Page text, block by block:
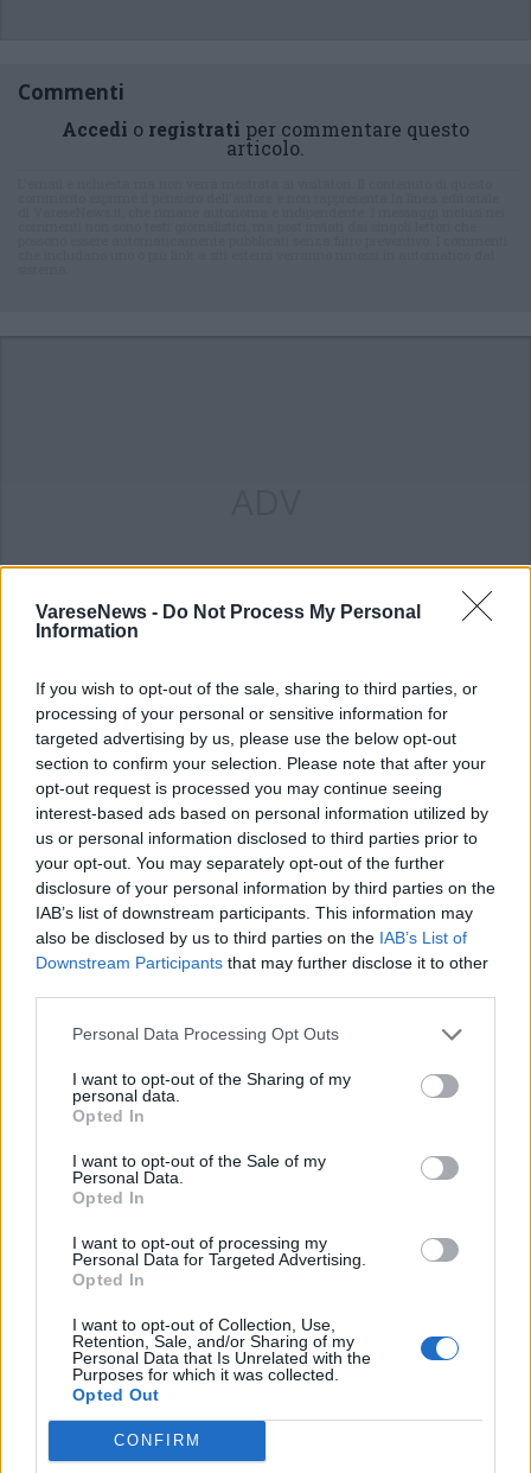
VareseNews - Do Not Process My Personal
Information
If you wish to opt-out of the sale, sharing to third parties, or
processing of your personal or sensitive information for
targeted advertising by us, please use the below opt-out
section to confirm your selection. Please note that after your
opt-out request is processed you may continue seeing
interest-based ads based on personal information utilized by
us or personal information disclosed to third parties prior to
your opt-out. You may separately opt-out of the further
disclosure of your personal information by third parties on the
IAB’s list of downstream participants. This information may
also be disclosed by us to third parties on the IAB’s List of
Downstream Participants that may further disclose it to other
Personal Data Processing Opt Outs
I want to opt-out of the Sharing of my
personal data.
Opted In
I want to opt-out of the Sale of my
Personal Data.
Opted In
I want to opt-out of processing my
Personal Data for Targeted Advertising.
Opted In
I want to opt-out of Collection, Use,
Retention, Sale, and/or Sharing of my
Personal Data that Is Unrelated with the
Purposes for which it was collected.
Opted Out
CONFIRM
Commenti
Accedi o registrati per commentare questo
articolo.
ALTRE NOTIZIE DI VERGIATE
VERGIATE - EVENTO SPONSORIZZATO
Dalle eccellenze italiane ai consigli per il
barbecue: viaggio nell’Emporio
Eccellenza di Vergiate
viaggio nell’Emporio Eccellenza di Vergiate